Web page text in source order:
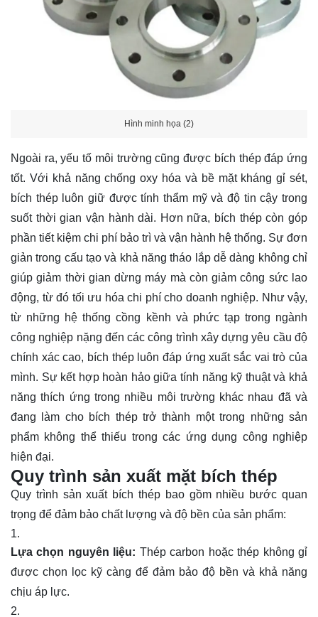
Hình minh họa (2)
Ngoài ra, yếu tố môi trường cũng được bích thép đáp ứng
tốt. Với khả năng chống oxy hóa và bề mặt kháng gỉ sét,
bích thép luôn giữ được tính thẩm mỹ và độ tin cậy trong
suốt thời gian vận hành dài. Hơn nữa, bích thép còn góp
phần tiết kiệm chi phí bảo trì và vận hành hệ thống. Sự đơn
giản trong cấu tạo và khả năng tháo lắp dễ dàng không chỉ
giúp giảm thời gian dừng máy mà còn giảm công sức lao
động, từ đó tối ưu hóa chi phí cho doanh nghiệp. Như vậy,
từ những hệ thống cồng kềnh và phức tạp trong ngành
công nghiệp nặng đến các công trình xây dựng yêu cầu độ
chính xác cao, bích thép luôn đáp ứng xuất sắc vai trò của
mình. Sự kết hợp hoàn hảo giữa tính năng kỹ thuật và khả
năng thích ứng trong nhiều môi trường khác nhau đã và
đang làm cho bích thép trở thành một trong những sản
phẩm không thể thiếu trong các ứng dụng công nghiệp
hiện đại.
Quy trình sản xuất mặt bích thép
Quy trình sản xuất bích thép bao gồm nhiều bước quan
trọng để đảm bảo chất lượng và độ bền của sản phẩm:
Lựa chọn nguyên liệu: Thép carbon hoặc thép không gỉ
được chọn lọc kỹ càng để đảm bảo độ bền và khả năng
chịu áp lực.